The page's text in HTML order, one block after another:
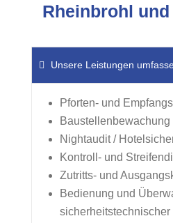
Rheinbrohl
Unsere Leistungen
Pforten- und
Baustellenbewachung
Nightaudit /
Kontroll- und
Zutritts- und
Bedienung und